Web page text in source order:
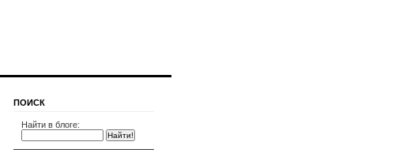
ПОИСК
Найти в блоге: